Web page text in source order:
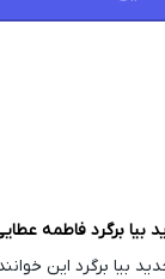
بیا برگردفاطمه
بیا برگرد این